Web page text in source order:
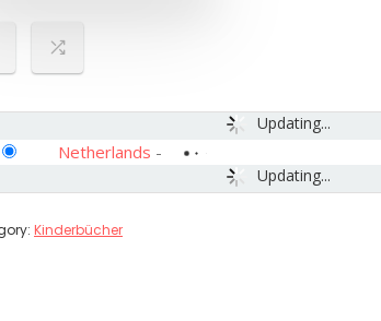
Updating...
Updating...
Netherlands -
Kinderbücher